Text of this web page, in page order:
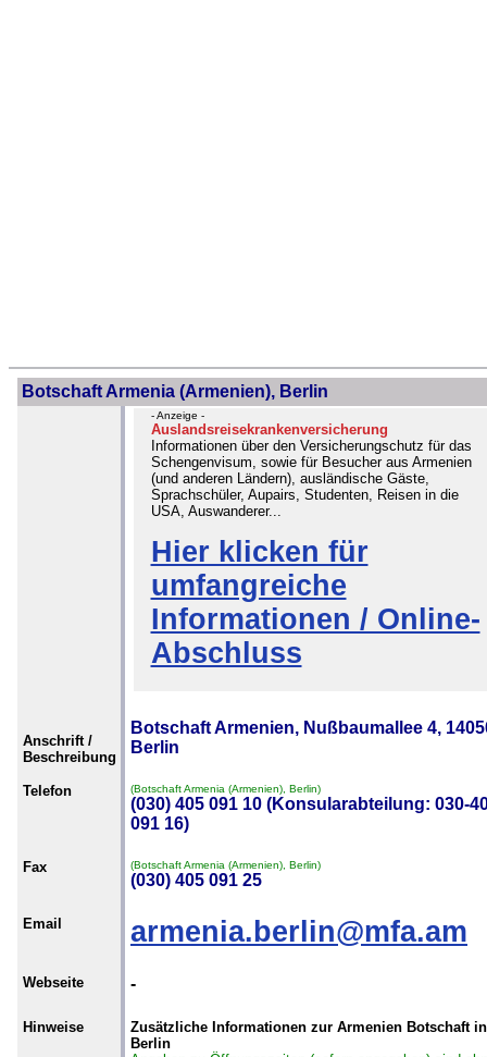
Botschaft Armenia (Armenien), Berlin
- Anzeige -
Auslandsreisekrankenversicherung
Informationen über den Versicherungschutz für das
Schengenvisum, sowie für Besucher aus Armenien
(und anderen Ländern), ausländische Gäste,
Sprachschüler, Aupairs, Studenten, Reisen in die
USA, Auswanderer...
Hier klicken für
umfangreiche
Informationen / Online-
Abschluss
Anschrift /
Beschreibung
Botschaft Armenien, Nußbaumallee 4,
Berlin
Telefon (Botschaft Armenia (Armenien), Berlin)
(030) 405 091 10 (Konsularabteilung: 030-
091 16)
Fax (Botschaft Armenia (Armenien), Berlin)
(030) 405 091 25
Email armenia.berlin@mfa.am
Webseite -
Hinweise
Zusätzliche Informationen zur Armenien Botschaft in
Berlin